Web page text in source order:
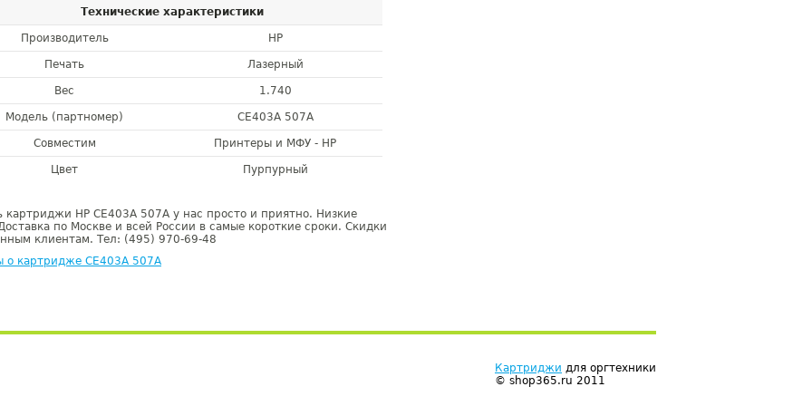
Технические характеристики
Производитель HP
Печать Лазерный
Вес 1.740
Модель (партномер) CE403A 507A
Совместим Принтеры и МФУ - HP
Цвет Пурпурный
картриджи HP CE403A 507A у нас просто и приятно. Низкие
по Москве и всей России в самые короткие сроки. Скидки
клиентам. Тел: (495) 970-69-48
о картридже CE403A 507A
Картриджи для оргтехники
© shop365.ru 2011